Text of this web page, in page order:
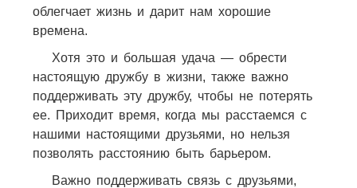
облегчает жизнь и дарит нам хорошие
времена.
Хотя это и большая удача — обрести
настоящую дружбу в жизни, также важно
поддерживать эту дружбу, чтобы не потерять
ее. Приходит время, когда мы расстаемся с
нашими настоящими друзьями, но нельзя
позволять расстоянию быть барьером.
Важно поддерживать связь с друзьями,